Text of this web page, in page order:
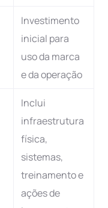
Investimento
inicial para
uso da marca
e da operação
Inclui
infraestrutura
física,
sistemas,
treinamento e
ações de